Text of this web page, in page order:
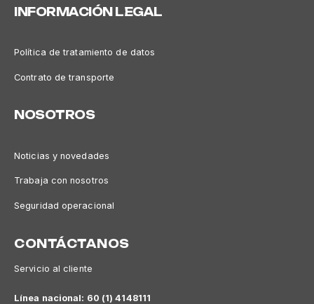
INFORMACIÓN LEGAL
Política de tratamiento de datos
Contrato de transporte
NOSOTROS
Noticias y novedades
Trabaja con nosotros
Seguridad operacional
CONTÁCTANOS
Servicio al cliente
Línea nacional: 60 (1) 4148111